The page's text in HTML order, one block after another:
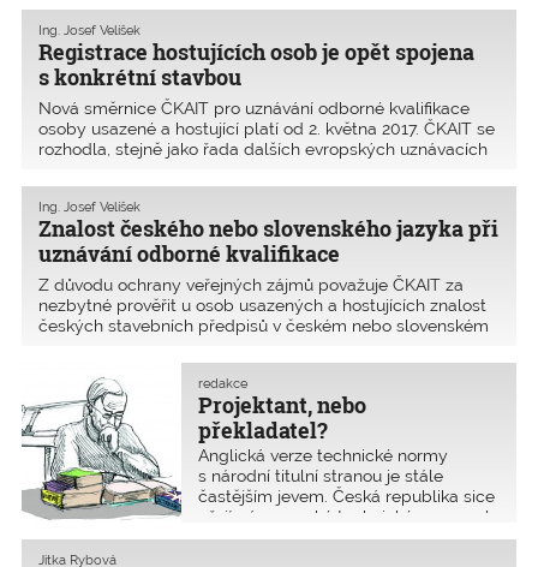
Registrace hostujících osob je opět spojena
s konkrétní stavbou
Ing. Josef Velíšek
Nová směrnice ČKAIT pro uznávání odborné kvalifikace
osoby usazené a hostující platí od 2. května 2017. ČKAIT se
rozhodla, stejně jako řada dalších evropských uznávacích
výklad týkající se uznávání odborné kval
Znalost českého nebo slovenského jazyka při
uznávání odborné kvalifikace
Ing. Josef Velíšek
Z důvodu ochrany veřejných zájmů považuje ČKAIT za
nezbytné prověřit u osob usazených a hostujících znalost
českých stavebních předpisů v českém nebo slovenském
kvalifikace osob, které vykonávají regulovanou činn
Projektant, nebo
překladatel?
redakce
Anglická verze technické normy
s národní titulní stranou je stále
častějším jevem. Česká republika sice
přejímá evropské technické normy, ale
nemá personální možnosti na zajištění
Jitka Rybová